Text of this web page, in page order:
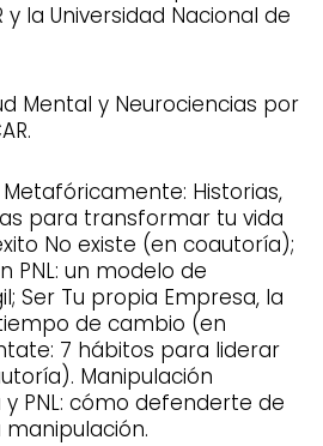
y la Universidad Nacional de
Mental y Neurociencias por
Historias,
para transformar tu vida
No existe (en coautoría);
PNL: un modelo de
Ser Tu propia Empresa, la
de cambio (en
7 hábitos para liderar
Manipulación
y PNL: cómo defenderte de